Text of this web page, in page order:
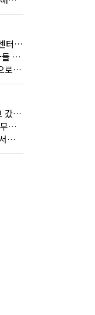
건설사 입맛 다시는 데이터센터…암초는 '주민 반대'
반도체 800조 투자…건설사들 "물 들어온다!"
'1.3조' 성수4지구, 롯데 품으로…'성수르엘 S70' 거듭
마곡서 성수까지 '한강' 타고 갔습니다
"타이어 절반 물에 잠기면? 무조건 탈출하세요"
양재IC 정체 줄인다…성남-서초 고속도로 2029년 착공